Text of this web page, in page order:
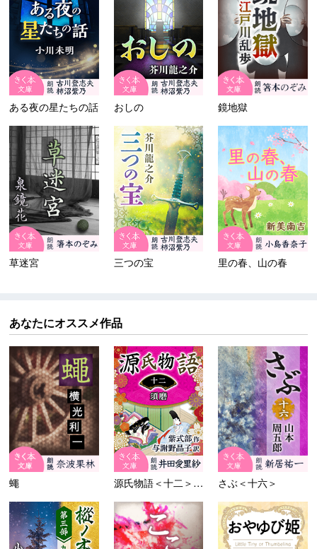
ある夜の星たちの話 おしの 鏡地獄
草迷宮 三つの宝 里の春、山の春
あなたにオススメ作品
蠅 源氏物語＜十二＞須磨 さぶ＜十六＞